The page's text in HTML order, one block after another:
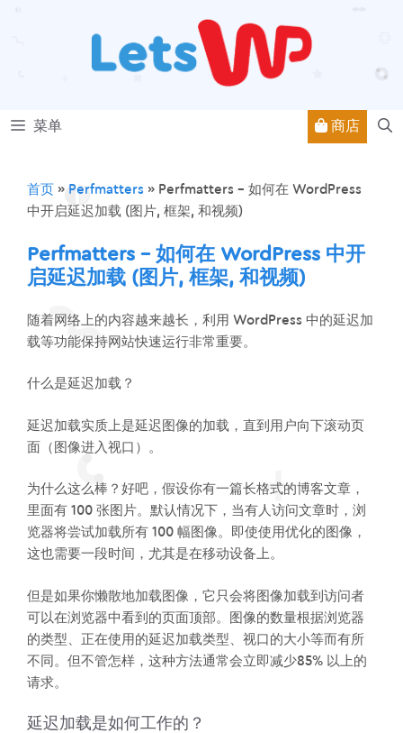
菜单 商店
首页 » Perfmatters » Perfmatters – 如何在 WordPress
中开启延迟加载 (图片, 框架, 和视频)
Perfmatters – 如何在 WordPress 中开
启延迟加载 (图片, 框架, 和视频)
随着网络上的内容越来越长，利用 WordPress 中的延迟加
载等功能保持网站快速运行非常重要。
什么是延迟加载？
延迟加载实质上是延迟图像的加载，直到用户向下滚动页
面（图像进入视口）。
为什么这么棒？好吧，假设你有一篇长格式的博客文章，
里面有 100 张图片。默认情况下，当有人访问文章时，浏
览器将尝试加载所有 100 幅图像。即使使用优化的图像，
这也需要一段时间，尤其是在移动设备上。
但是如果你懒散地加载图像，它只会将图像加载到访问者
可以在浏览器中看到的页面顶部。图像的数量根据浏览器
的类型、正在使用的延迟加载类型、视口的大小等而有所
不同。但不管怎样，这种方法通常会立即减少85% 以上的
请求。
延迟加载是如何工作的？